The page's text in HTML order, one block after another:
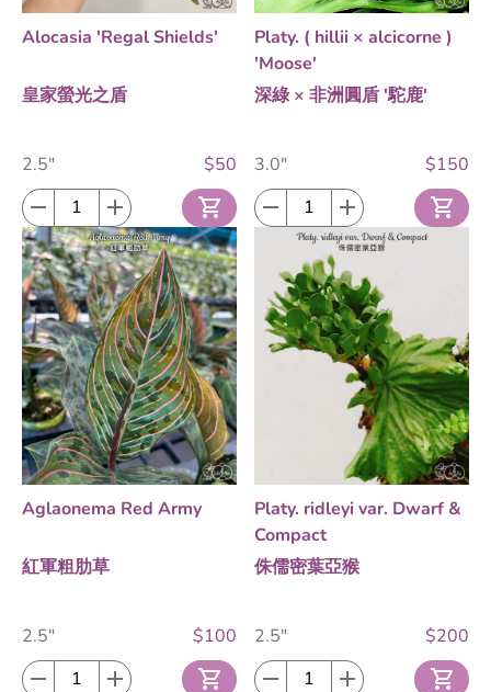
Alocasia 'Regal Shields'
皇家螢光之盾
2.5" $50
Platy. ( hillii × alcicorne )
'Moose'
深綠 × 非洲圓盾 '駝鹿'
3.0" $150
Aglaonema Red Army
紅軍粗肋草
2.5" $100
Platy. ridleyi var. Dwarf &
Compact
侏儒密葉亞猴
2.5" $200